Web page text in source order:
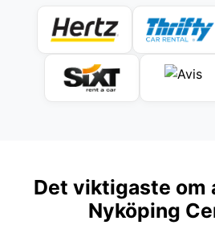
Det viktigaste om
Nyköping